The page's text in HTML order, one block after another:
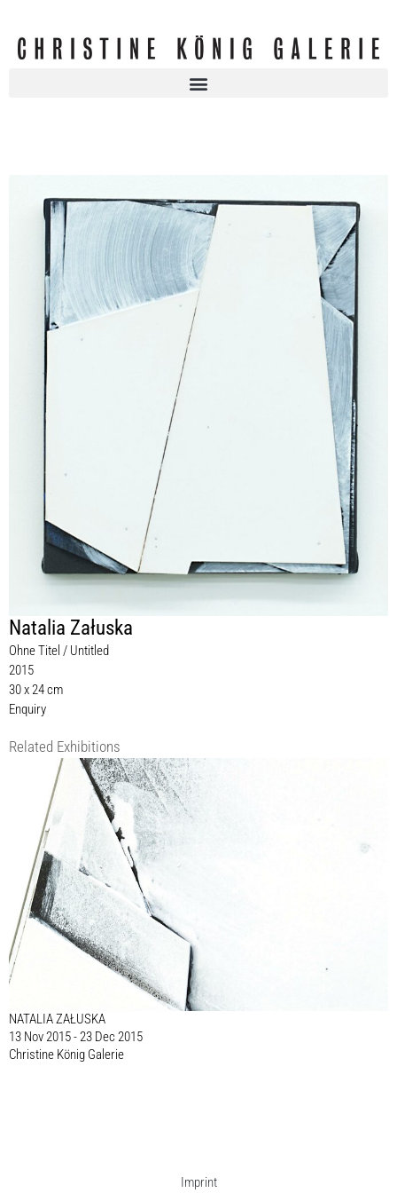
Natalia Załuska
Ohne Titel / Untitled
2015
30 x 24 cm
Enquiry
Related Exhibitions
NATALIA ZAŁUSKA
13 Nov 2015 - 23 Dec 2015
Christine König Galerie
Imprint